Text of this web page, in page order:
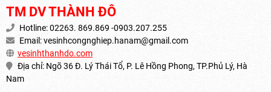
TM DV THÀNH ĐÔ
Hotline: 02263. 869.869 -0903.207.255
Email:vesinhcongnghiep.hanam@gmail.com
vesinhthanhdo.com
Địa chỉ: Ngõ 36 Đ. Lý Thái Tổ, P. Lê Hồng Phong, TP.Phủ Lý, Hà
Nam